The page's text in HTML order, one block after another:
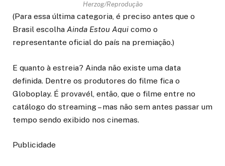
Herzog/Reprodução
(Para essa última categoria, é preciso antes que o
Brasil escolha Ainda Estou Aqui como o
representante oficial do país na premiação.)
E quanto à estreia? Ainda não existe uma data
definida. Dentre os produtores do filme fica o
Globoplay. É provavél, então, que o filme entre no
catálogo do streaming – mas não sem antes passar um
tempo sendo exibido nos cinemas.
Publicidade